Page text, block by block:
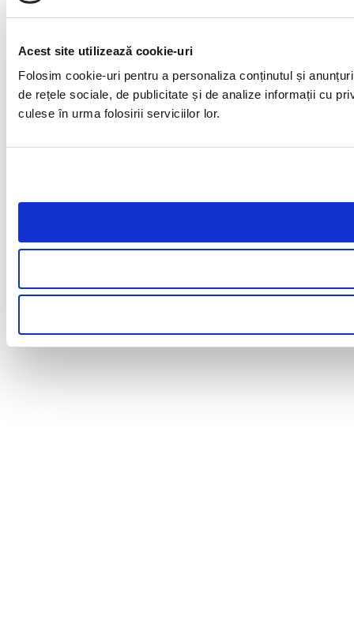
Acest site utilizează cookie-uri
Folosim cookie-uri pentru a personaliza conținutul și
de rețele sociale, de publicitate și de analize informații cu
culese în urma folosirii serviciilor lor.